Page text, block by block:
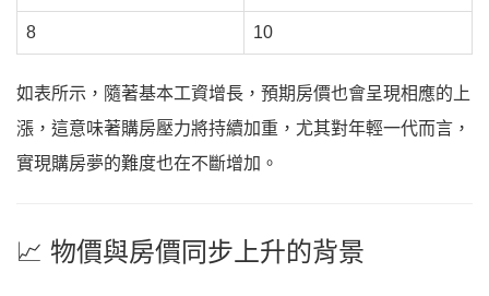
8 10
如表所示，隨著基本工資增長，預期房價也會呈現相應的上
漲，這意味著購房壓力將持續加重，尤其對年輕一代而言，
實現購房夢的難度也在不斷增加。
📈 物價與房價同步上升的背景